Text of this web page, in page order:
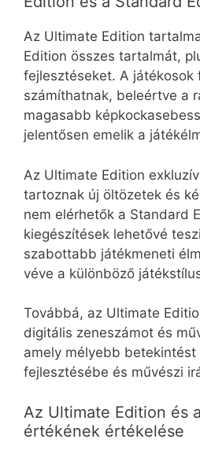
Az Ultimate Edition
Edition összes tartalmát,
fejlesztéseket. A
számíthatnak, beleértve a
magasabb
jelentősen emelik a
Az Ultimate Edition
tartoznak új öltözetek és
nem elérhetők a Standard
kiegészítések lehetővé
szabottabb játékmeneti
véve a különböző
Továbbá, az Ultimate
digitális zeneszámot és
amely mélyebb
fejlesztésébe és művészi
Az Ultimate Edition és
értékének értékelése